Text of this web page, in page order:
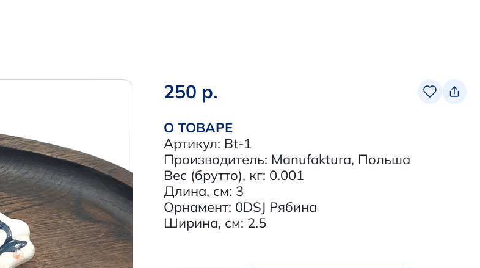
250 р.
О ТОВАРЕ
Артикул: Bt-1
Производитель: Manufaktura, Польша
Вес (брутто), кг: 0.001
Длина, см: 3
Орнамент: 0DSJ Рябина
Ширина, см: 2.5